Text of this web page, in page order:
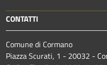
CONTATTI
Comune di Cormano
Piazza Scurati, 1 - 20032 -